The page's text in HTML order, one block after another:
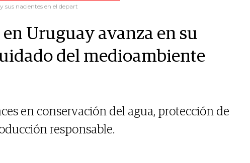
sus nacientes en el depart
Uruguay avanza en su
del medioambiente
en conservación del agua, protección de
responsable.